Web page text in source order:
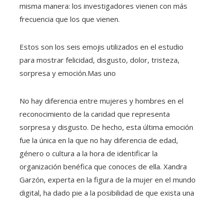
misma manera: los investigadores vienen con más
frecuencia que los que vienen.
Estos son los seis emojis utilizados en el estudio
para mostrar felicidad, disgusto, dolor, tristeza,
sorpresa y emoción.Mas uno
No hay diferencia entre mujeres y hombres en el
reconocimiento de la caridad que representa
sorpresa y disgusto. De hecho, esta última emoción
fue la única en la que no hay diferencia de edad,
género o cultura a la hora de identificar la
organización benéfica que conoces de ella. Xandra
Garzón, experta en la figura de la mujer en el mundo
digital, ha dado pie a la posibilidad de que exista una